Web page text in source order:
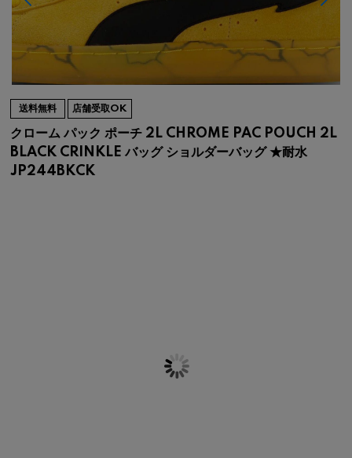
送料無料 店舗受取OK
クローム パック ポーチ 2L CHROME PAC POUCH 2L
BLACK CRINKLE バッグ ショルダーバッグ ★耐水
JP244BKCK